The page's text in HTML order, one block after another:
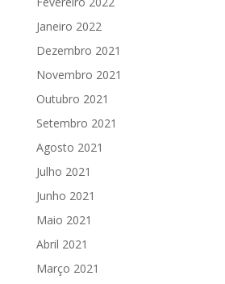
Janeiro 2022
Dezembro 2021
Novembro 2021
Outubro 2021
Setembro 2021
Agosto 2021
Julho 2021
Junho 2021
Maio 2021
Abril 2021
Março 2021